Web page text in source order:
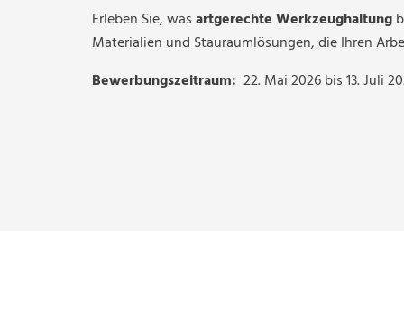
Erleben Sie, wasartgerechte Werkzeughaltung
Materialien und Stauraumlösungen, die Ihren
Bewerbungszeitraum: 22. Mai 2026 bis 13. Juli